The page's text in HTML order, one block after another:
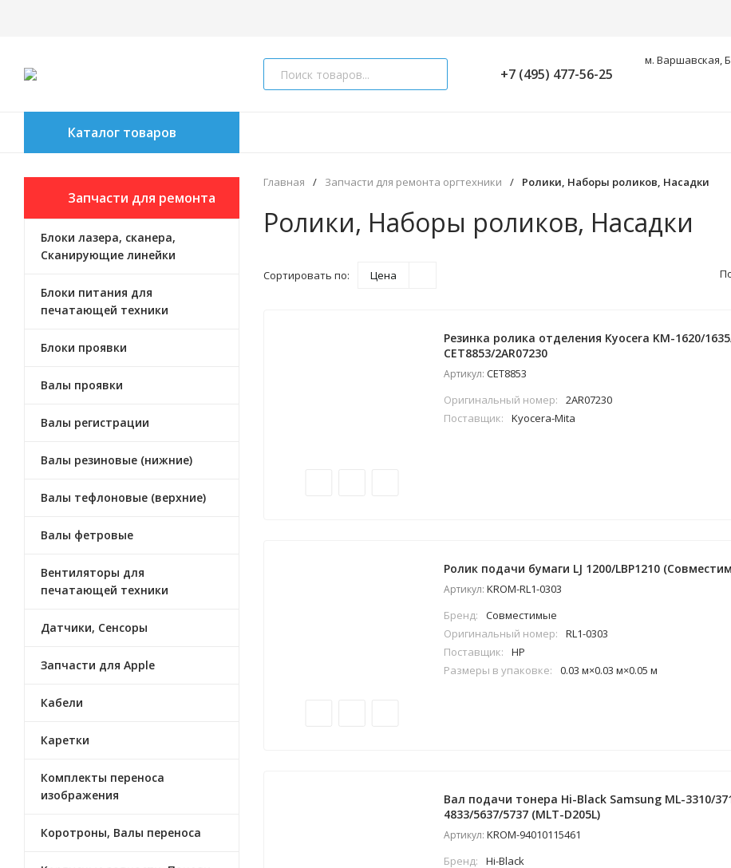
+7 (495) 477-56-25
м. Варшавская,
Каталог товаров
Запчасти для ремонта
оргтехники
Блоки лазера, сканера,
Сканирующие линейки
Блоки питания для
печатающей техники
Блоки проявки
Валы проявки
Валы регистрации
Валы резиновые (нижние)
Валы тефлоновые (верхние)
Валы фетровые
Вентиляторы для
печатающей техники
Датчики, Сенсоры
Запчасти для Apple
Кабели
Каретки
Комплекты переноса
изображения
Коротроны, Валы переноса
Главная / Запчасти для ремонта оргтехники / Ролики, Наборы роликов, Насадки
Ролики, Наборы роликов, Насадки
Сортировать по: Цена
Резинка ролика отделения Kyocera KM-1620/
CET8853/2AR07230
Артикул: CET8853
Оригинальный номер:
2AR07230
Поставщик:
Kyocera-Mita
Ролик подачи бумаги LJ 1200/LBP1210
Артикул: KROM-RL1-0303
Бренд:
Совместимые
Оригинальный номер:
RL1-0303
Поставщик:
HP
Размеры в упаковке:
0.03 м×0.03 м×0.05 м
Вал подачи тонера Hi-Black Samsung ML-3310/
4833/5637/5737 (MLT-D205L)
Артикул: KROM-94010115461
Бренд:
Hi-Black